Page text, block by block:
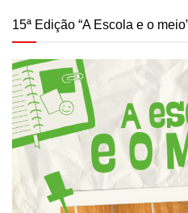
15ª Edição “A Escola e o